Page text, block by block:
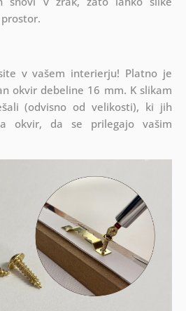
v vašem interierju! Platno je
okvir debeline 16 mm. K slikam
(odvisno od velikosti), ki jih
okvir, da se prilegajo vašim